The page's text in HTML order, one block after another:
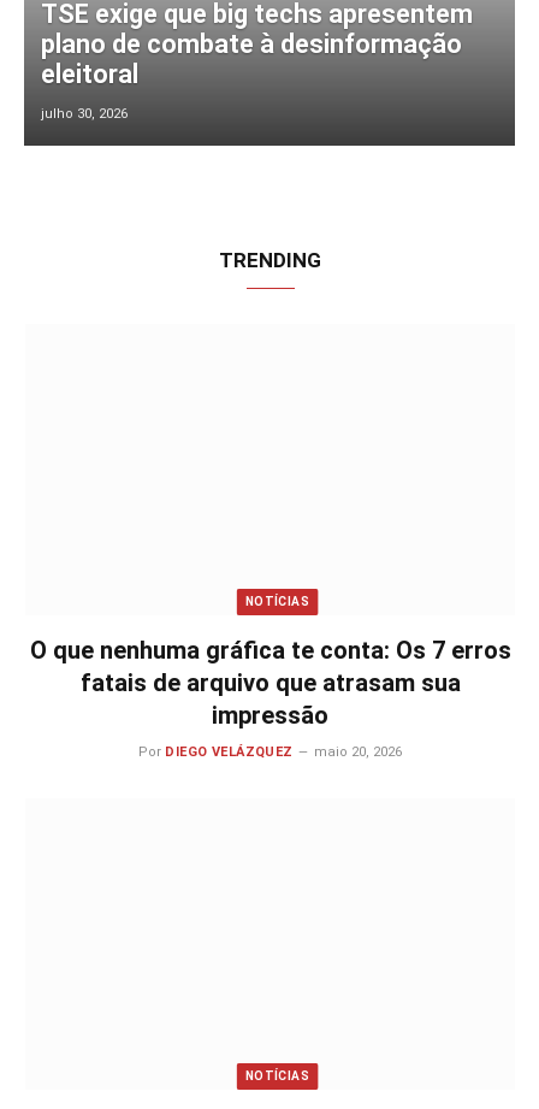
TSE exige que big techs apresentem
plano de combate à desinformação
eleitoral
julho 30, 2026
TRENDING
NOTÍCIAS
O que nenhuma gráfica te conta: Os 7 erros
fatais de arquivo que atrasam sua
impressão
Por DIEGO VELÁZQUEZ maio 20, 2026
NOTÍCIAS